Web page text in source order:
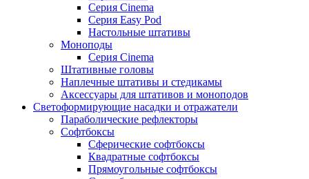
Серия Cinema
Серия Easy Pod
Настольные штативы
Моноподы
Серия Cinema
Штативные головы
Наплечные штативы и стедикамы
Аксессуары для штативов и моноподов
Светоформирующие насадки и отражатели
Параболические рефлекторы
Софтбоксы
Сферические софтбоксы
Квадратные софтбоксы
Прямоугольные софтбоксы